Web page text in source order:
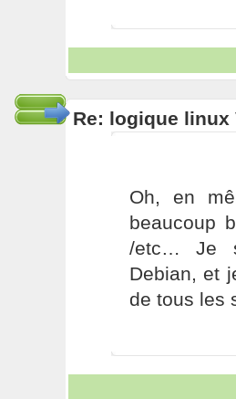
Re: logique linux
Oh, en
beaucoup
/etc… Je
Debian, et
de tous les